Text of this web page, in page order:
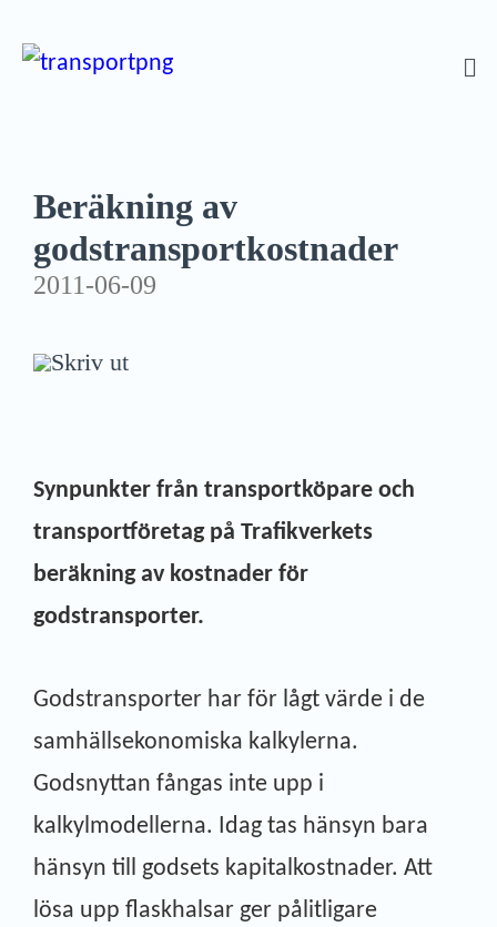
Beräkning av
godstransportkostnader
2011-06-09
Skriv ut
Synpunkter från transportköpare och
transportföretag på Trafikverkets
beräkning av kostnader för
godstransporter.
Godstransporter har för lågt värde i de
samhällsekonomiska kalkylerna.
Godsnyttan fångas inte upp i
kalkylmodellerna. Idag tas hänsyn bara
hänsyn till godsets kapitalkostnader. Att
lösa upp flaskhalsar ger pålitligare